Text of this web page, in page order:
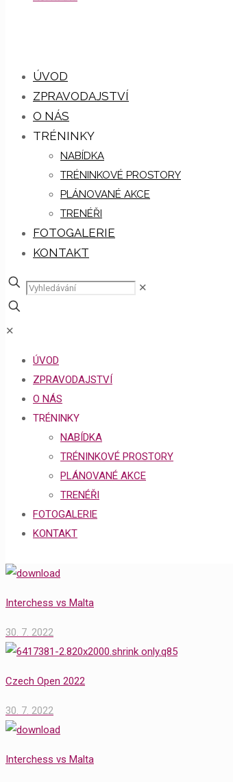
ÚVOD
ZPRAVODAJSTVÍ
O NÁS
TRÉNINKY
NABÍDKA
TRÉNINKOVÉ PROSTORY
PLÁNOVANÉ AKCE
TRENÉŘI
FOTOGALERIE
KONTAKT
✕
✕
ÚVOD
ZPRAVODAJSTVÍ
O NÁS
TRÉNINKY
NABÍDKA
TRÉNINKOVÉ PROSTORY
PLÁNOVANÉ AKCE
TRENÉŘI
FOTOGALERIE
KONTAKT
Interchess vs Malta
30. 7. 2022
Czech Open 2022
30. 7. 2022
Interchess vs Malta